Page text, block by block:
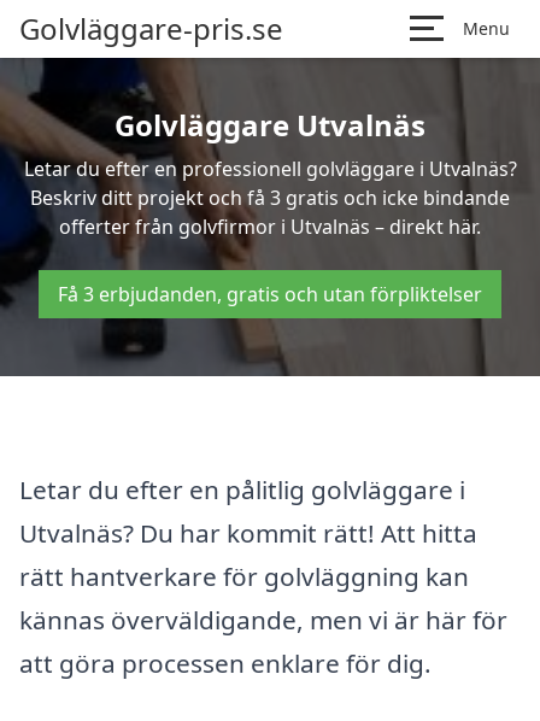
Golvläggare-pris.se Menu
Golvläggare Utvalnäs
Letar du efter en professionell golvläggare i Utvalnäs?
Beskriv ditt projekt och få 3 gratis och icke bindande
offerter från golvfirmor i Utvalnäs – direkt här.
Få 3 erbjudanden, gratis och utan förpliktelser
Letar du efter en pålitlig golvläggare i
Utvalnäs? Du har kommit rätt! Att hitta
rätt hantverkare för golvläggning kan
kännas överväldigande, men vi är här för
att göra processen enklare för dig.